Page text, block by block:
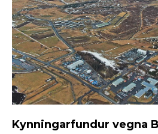
Kynningarfundur vegna